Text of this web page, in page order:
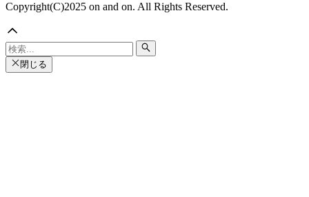
Copyright(C)2025 on and on. All Rights Reserved.
閉じる